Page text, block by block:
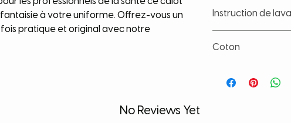
à votre uniforme. Offrez-vous un
pratique et original avec notre
lavage. Tissu lavé
Instruction de
les couleurs et
contact avec un
Coton
lavage. Tissu lavé
No Reviews Yet